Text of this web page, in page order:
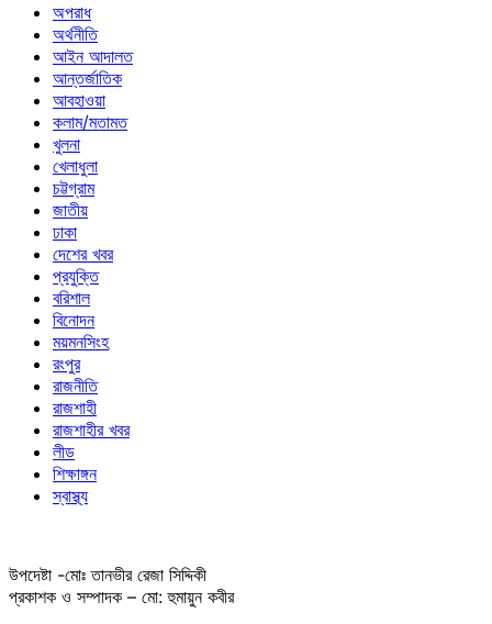
অপরাধ
অর্থনীতি
আইন আদালত
আন্তর্জাতিক
আবহাওয়া
কলাম/মতামত
খুলনা
খেলাধুলা
চট্টগ্রাম
জাতীয়
ঢাকা
দেশের খবর
প্রযুক্তি
বরিশাল
বিনোদন
ময়মনসিংহ
রংপুর
রাজনীতি
রাজশাহী
রাজশাহীর খবর
লীড
শিক্ষাঙ্গন
স্বাস্থ্য
উপদেষ্টা -মোঃ তানভীর রেজা সিদ্দিকী
প্রকাশক ও সম্পাদক – মো: হুমায়ুন কবীর